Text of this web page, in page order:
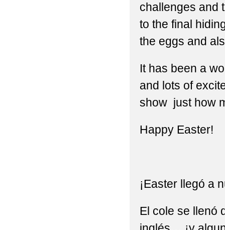
challenges and
to the final
the eggs and
It has been a
and lots of
show just how
Happy Easter!
¡Easter llegó a
El cole se llenó